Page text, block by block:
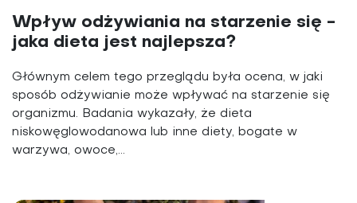
Wpływ odżywiania na starzenie się -
jaka dieta jest najlepsza?
Głównym celem tego przeglądu była ocena, w jaki
sposób odżywianie może wpływać na starzenie się
organizmu. Badania wykazały, że dieta
niskowęglowodanowa lub inne diety, bogate w
warzywa, owoce,...